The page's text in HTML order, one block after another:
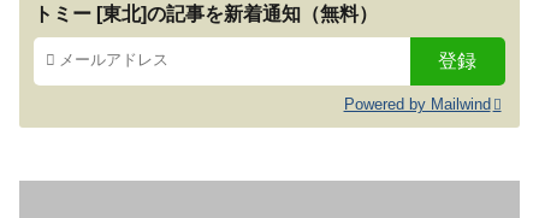
トミー [東北]の記事を新着通知（無料）
Powered by Mailwind